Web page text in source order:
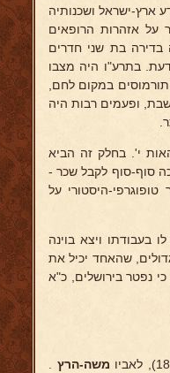
ישראל ושכנותיה
על אזהרות הרופאים
בת שני חדרים
בתרע"ו היה מצבו
במקום לחם,
ופעמים רבות היה
י'. בחלק זה הביא
סוף-סוף לקבל שכר -
היסטורי על
בעבודתו ויצא בוינה
שהאחד יכיל את
נפטר בירושלים, כ"א
משה-הרץ